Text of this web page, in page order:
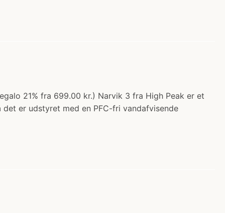
21% fra 699.00 kr.) Narvik 3 fra High Peak er et
er udstyret med en PFC-fri vandafvisende